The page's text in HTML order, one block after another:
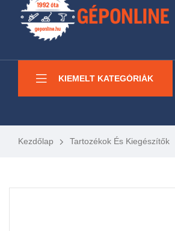
KIEMELT KATEGÓRIÁK
Kezdőlap Tartozékok És Kiegészítők